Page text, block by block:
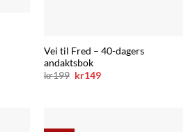
Vei til Fred – 40-dagers
andaktsbok
kr199 Opprinnelig
kr149Nåværende